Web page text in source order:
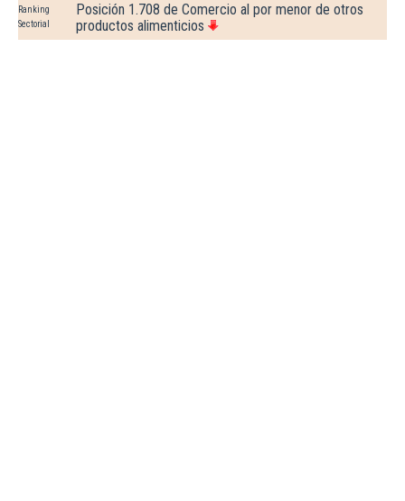
Ranking
Sectorial
Posición 1.708 de Comercio al por menor de otros
productos alimenticios